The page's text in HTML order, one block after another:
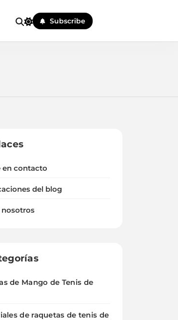
Subscribe
en contacto
del blog
nosotros
de Mango de Tenis de
de raquetas de tenis de